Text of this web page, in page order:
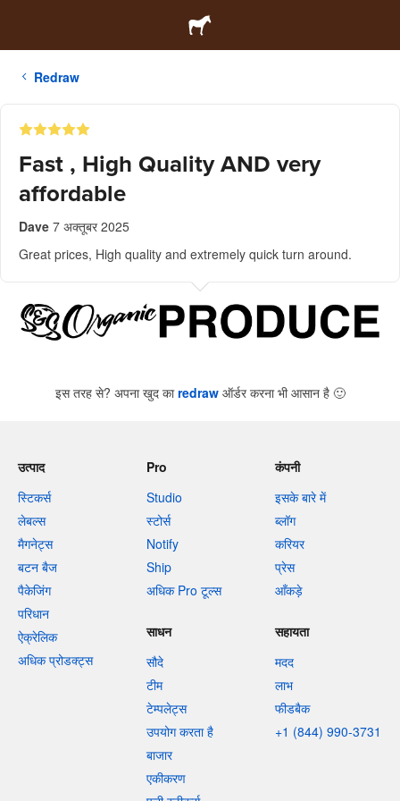
Redraw
Fast , High Quality AND very
affordable
Dave 7 अक्तूबर 2025
Great prices, High quality and extremely quick turn around.
इस तरह से? अपना खुद काredrawऑर्डर करना भी आसान है 🙂
उत्पाद
स्टिकर्स
लेबल्स
मैगनेट्स
बटन बैज
पैकेजिंग
परिधान
ऐक्रेलिक
अधिक प्रोडक्ट्स
Pro
Studio
स्टोर्स
Notify
Ship
अधिक Pro टूल्स
कंपनी
इसके बारे में
ब्लॉग
करियर
प्रेस
आँकड़े
साधन
सौदे
टीम
टेम्पलेट्स
उपयोग करता है
बाजार
एकीकरण
सहायता
मदद
लाभ
फीडबैक
+1 (844) 990-3731